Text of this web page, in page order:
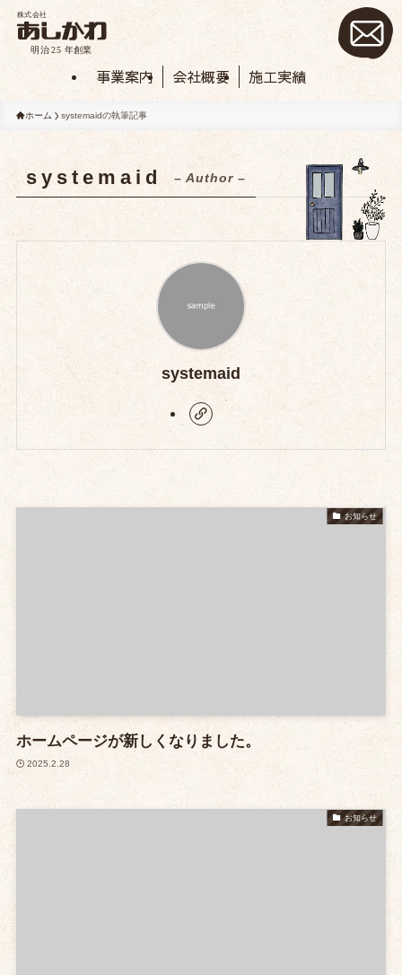
事業案内 会社概要 施工実績
ホーム systemaidの執筆記事
systemaid – Author –
systemaid
お知らせ
ホームページが新しくなりました。
2025.2.28
お知らせ